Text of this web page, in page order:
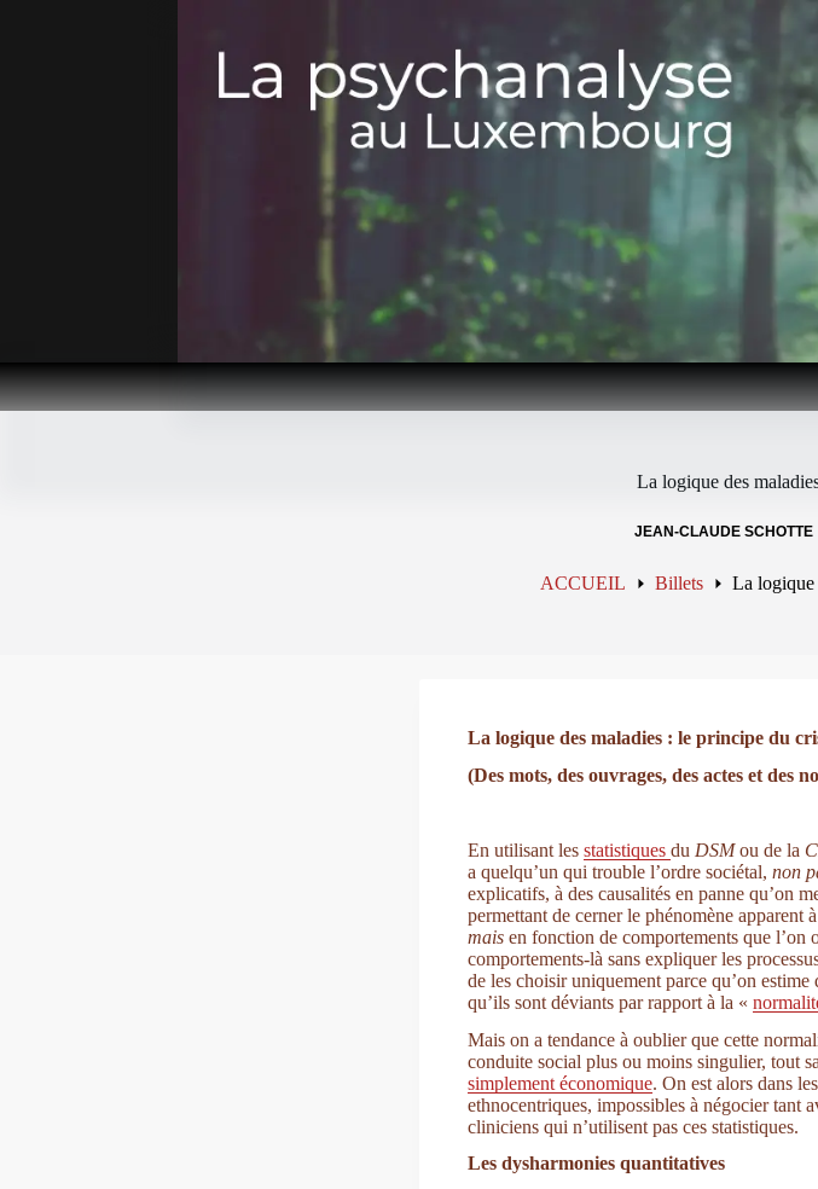
La logique des
JEAN-CLAUDE SCHOTTE
ACCUEIL Billets La logique
La logique des maladies : le principe du
(Des mots, des ouvrages, des actes et des
En utilisant les statistiques du DSMou de la
a quelqu’un qui trouble l’ordre sociétal, non
explicatifs, à des causalités en panne qu’on
permettant de cerner le phénomène apparent
mais en fonction de comportements que l’on
comportements-là sans expliquer les
de les choisir uniquement parce qu’on
qu’ils sont déviants par rapport à la «
Mais on a tendance à oublier que cette
conduite social plus ou moins singulier, tout
simplement économique. On est alors dans
ethnocentriques, impossibles à négocier tant
cliniciens qui n’utilisent pas ces statistiques.
Les dysharmonies quantitatives